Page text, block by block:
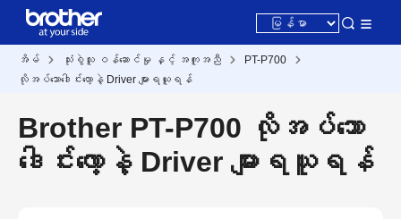
အိမ် သုံးစွဲသူ ဝန်ဆောင်မှု နှင့် အကူအညီ
PT-P700
လိုအပ်သောဒေါင်းလော့နဲ့ Driver များရယူရန်
Brother PT-P700 လိုအပ်သော
ဒေါင်းလော့နဲ့ Driver များရယူရန်